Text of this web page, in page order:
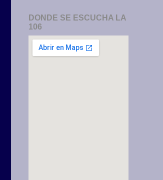
DONDE SE ESCUCHA LA
106